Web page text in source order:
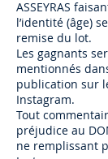
ASSEYRAS
l’identité (âge)
remise du lot.
Les gagnants
mentionnés
publication sur
Instagram.
Tout
préjudice au
ne remplissant